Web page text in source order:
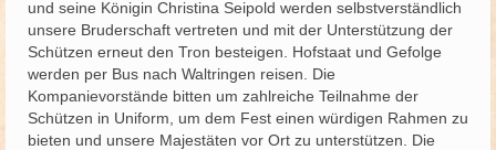
News
und seine Königin Christina Seipold werden selbstverständlich
unsere Bruderschaft vertreten und mit der Unterstützung der
Schützen erneut den Tron besteigen. Hofstaat und Gefolge
werden per Bus nach Waltringen reisen. Die
Kompanievorstände bitten um zahlreiche Teilnahme der
Schützen in Uniform, um dem Fest einen würdigen Rahmen zu
bieten und unsere Majestäten vor Ort zu unterstützen. Die